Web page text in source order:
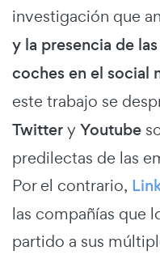
investigación que
y la presencia de
coches en el social
este trabajo se
TwitteryYoutube
predilectas de las
Por el contrario,
las compañías que
partido a sus